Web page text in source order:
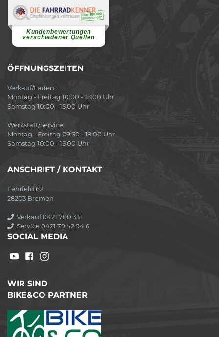
Kundenbewertungen
verschiedener Quellen
Renate H.
Vielen Dank für ein herzliches
ÖFFNUNGSZEITEN
Verkauf/Laden:
Montag - Freitag 10:00 - 18:00 Uhr
Samstag 10:00 - 15:00 Uhr
Werkstatt/Service:
Montag - Freitag 09:30 - 18:00 Uhr
Samstag 10:00 - 15:00 Uhr
ANSCHRIFT / KONTAKT
Fehrfeld 62
28203 Bremen
Verkauf 0421 700 331
Service 0421 79 42 94 6
SOCIAL MEDIA
WIR SIND
BIKE&CO PARTNER